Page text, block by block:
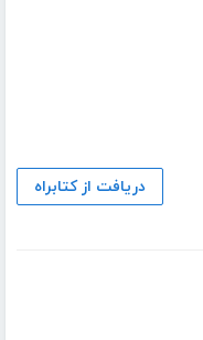
دریافت از کتابراه